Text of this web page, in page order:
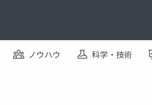
ノウハウ 科学・技術